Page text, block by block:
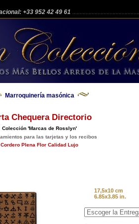
+33 952 42 49 61
Marroquinería masónica
Chequera Directorio
Colección 'Marcas de Rosslyn'
para las tarjetas y los recibos
Cordero Plena Flor Calidad Lujo
17,5x10 cm
6.85x3.85 in.